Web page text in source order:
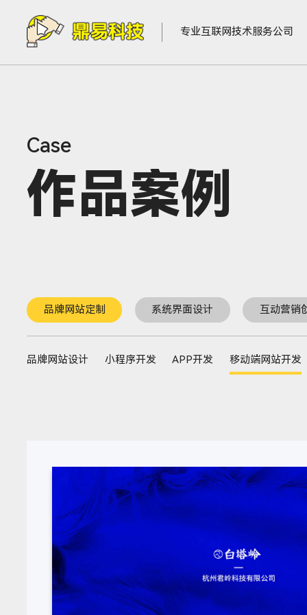
专业互联网技术服务公司
作品案例
品牌网站定制 系统界面设计 互动营销
品牌网站设计 小程序开发 APP开发 移动端网站开发